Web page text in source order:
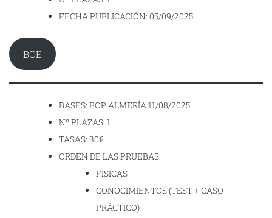
FECHA PUBLICACIÓN: 05/09/2025
BOE
BASES: BOP ALMERÍA 11/08/2025
Nº PLAZAS: 1
TASAS: 30€
ORDEN DE LAS PRUEBAS:
FÍSICAS
CONOCIMIENTOS (TEST + CASO
PRÁCTICO)